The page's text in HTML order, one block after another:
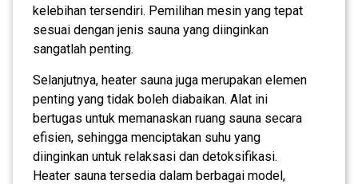
kelebihan tersendiri. Pemilihan mesin yang tepat
sesuai dengan jenis sauna yang diinginkan
sangatlah penting.
Selanjutnya, heater sauna juga merupakan elemen
penting yang tidak boleh diabaikan. Alat ini
bertugas untuk memanaskan ruang sauna secara
efisien, sehingga menciptakan suhu yang
diinginkan untuk relaksasi dan detoksifikasi.
Heater sauna tersedia dalam berbagai model,